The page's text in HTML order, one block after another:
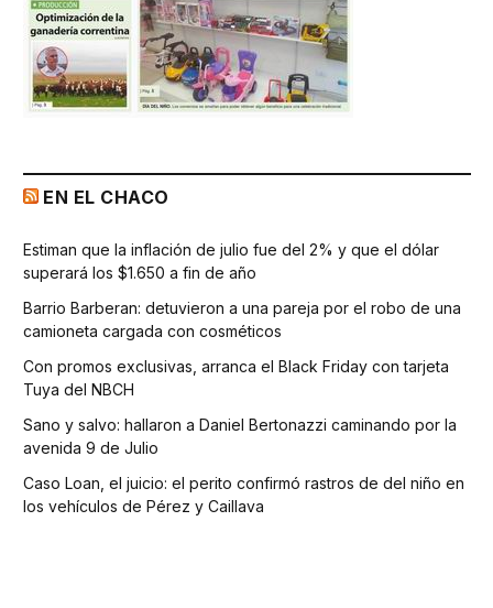
EN EL CHACO
Estiman que la inflación de julio fue del 2% y que el dólar
superará los $1.650 a fin de año
Barrio Barberan: detuvieron a una pareja por el robo de una
camioneta cargada con cosméticos
Con promos exclusivas, arranca el Black Friday con tarjeta
Tuya del NBCH
Sano y salvo: hallaron a Daniel Bertonazzi caminando por la
avenida 9 de Julio
Caso Loan, el juicio: el perito confirmó rastros de del niño en
los vehículos de Pérez y Caillava